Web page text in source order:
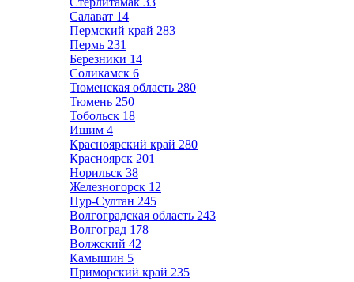
Салават 14
Пермский край 283
Пермь 231
Березники 14
Соликамск 6
Тюменская область 280
Тюмень 250
Тобольск 18
Ишим 4
Красноярский край 280
Красноярск 201
Норильск 38
Железногорск 12
Нур-Султан 245
Волгоградская область 243
Волгоград 178
Волжский 42
Камышин 5
Приморский край 235